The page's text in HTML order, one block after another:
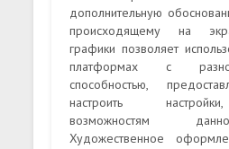
дополнительную
происходящему на
графики позволяет
платформах с
способностью,
настроить
возможностям
Художественное